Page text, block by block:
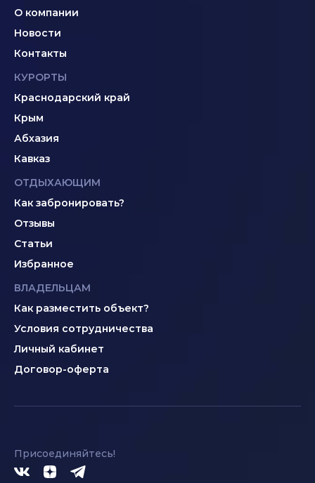
О компании
Новости
Контакты
КУРОРТЫ
Краснодарский край
Крым
Абхазия
Кавказ
ОТДЫХАЮЩИМ
Как забронировать?
Отзывы
Статьи
Избранное
ВЛАДЕЛЬЦАМ
Как разместить объект?
Условия сотрудничества
Личный кабинет
Договор-оферта
Присоединяйтесь!